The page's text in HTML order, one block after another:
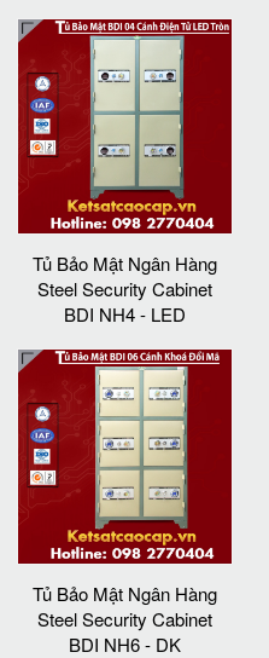
Tủ Bảo Mật Ngân Hàng
Steel Security Cabinet
BDI NH4 - LED
Tủ Bảo Mật Ngân Hàng
Steel Security Cabinet
BDI NH6 - DK